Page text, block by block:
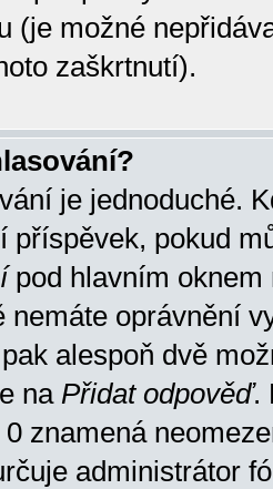
(je možné
zaškrtnutí).
je jednoduché.
příspěvek, pokud
pod hlavním oknem
nemáte oprávnění
alespoň dvě
na Přidat odpověď.
znamená
administrátor